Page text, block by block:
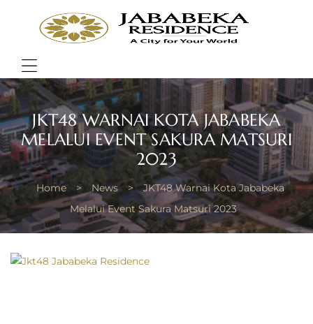
of
Life
Menu
JKT48 WARNAI KOTA JABABEKA
MELALUI EVENT SAKURA MATSURI
2023
Home > News > JKT48 Warnai Kota Jababeka
Melalui Event Sakura Matsuri 2023